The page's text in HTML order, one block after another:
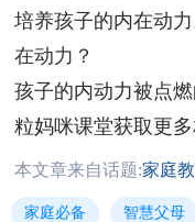
培养孩子的内在动力
在动力？
孩子的内动力被点
粒妈咪课堂获取更
本文章来自话题:家庭
家庭必备 智慧父母